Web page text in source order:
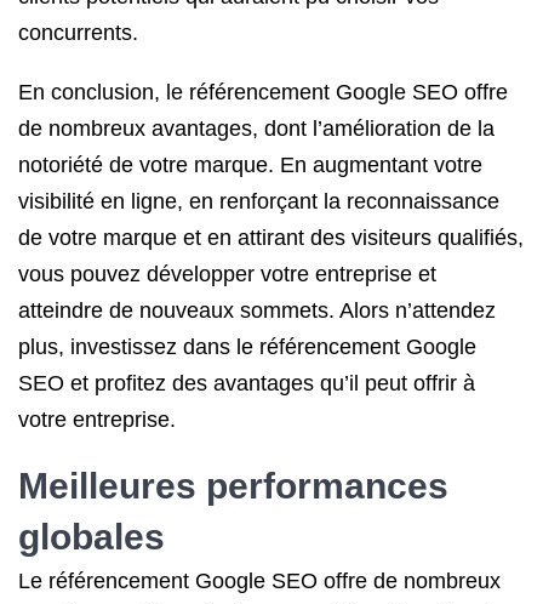
concurrents.
En conclusion, le référencement Google SEO offre
de nombreux avantages, dont l’amélioration de la
notoriété de votre marque. En augmentant votre
visibilité en ligne, en renforçant la reconnaissance
de votre marque et en attirant des visiteurs qualifiés,
vous pouvez développer votre entreprise et
atteindre de nouveaux sommets. Alors n’attendez
plus, investissez dans le référencement Google
SEO et profitez des avantages qu’il peut offrir à
votre entreprise.
Meilleures performances
globales
Le référencement Google SEO offre de nombreux